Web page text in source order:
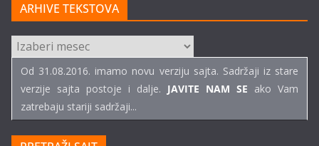
ARHIVE TEKSTOVA
ARHIVE
TEKSTOVA
Od 31.08.2016. imamo novu verziju sajta. Sadržaji iz stare
verzije sajta postoje i dalje. JAVITE NAM SE ako Vam
zatrebaju stariji sadržaji...